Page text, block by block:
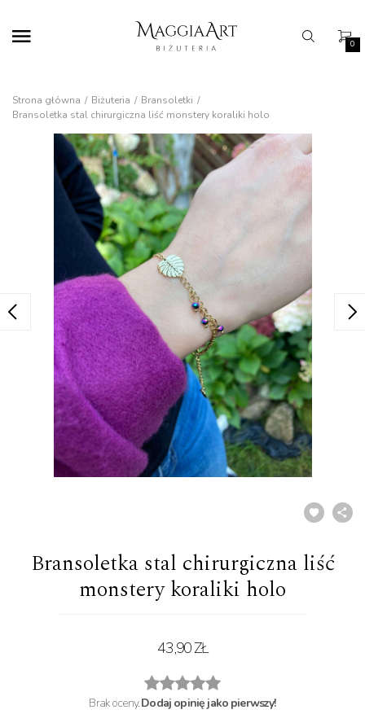
0
Strona główna Biżuteria
Bransoletki
Bransoletka stal chirurgiczna liść monstery koraliki holo
Bransoletka stal chirurgiczna liść
monstery koraliki holo
43,90 ZŁ
Brak oceny.Dodaj opinię jako pierwszy!